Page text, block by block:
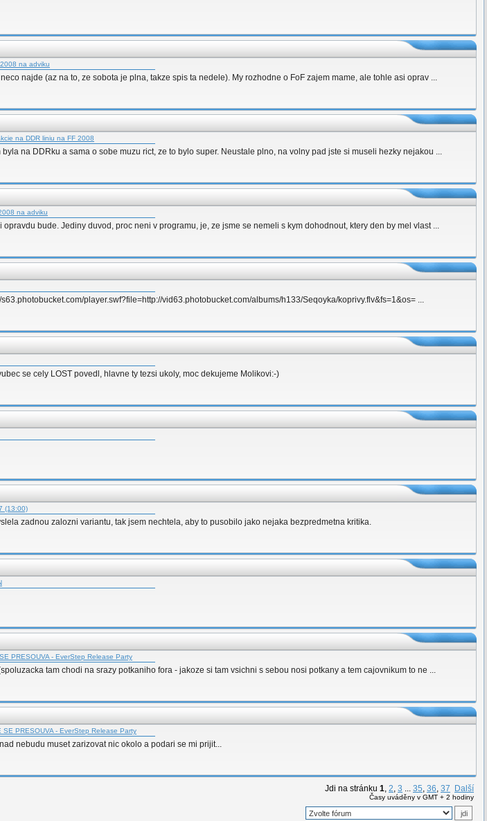
na adviku
najde (az na to, ze sobota je plna, takze spis ta nedele). My rozhodne o FoF zajem mame, ale tohle asi oprav ...
na DDR liniu na FF 2008
na DDRku a sama o sobe muzu rict, ze to bylo super. Neustale plno, na volny pad jste si museli hezky nejakou ...
na adviku
bude. Jediny duvod, proc neni v programu, je, ze jsme se nemeli s kym dohodnout, ktery den by mel vlast ...
player.swf?file=http://vid63.photobucket.com/albums/h133/Seqoyka/koprivy.flv&fs=1&os= ...
se cely LOST povedl, hlavne ty tezsi ukoly, moc dekujeme Molikovi:-)
(13:00)
zadnou zalozni variantu, tak jsem nechtela, aby to pusobilo jako nejaka bezpredmetna kritika.
PRESOUVA - EverStep Release Party
tam chodi na srazy potkaniho fora - jakoze si tam vsichni s sebou nosi potkany a tem cajovnikum to ne ...
SE PRESOUVA - EverStep Release Party
nebudu muset zarizovat nic okolo a podari se mi prijit...
Jdi na stránku 1, 2, 3 ... 35, 36, 37 Další
Časy uváděny v GMT + 2 hodiny